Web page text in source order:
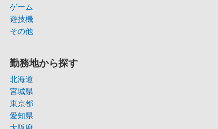
ゲーム
遊技機
その他
勤務地から探す
北海道
宮城県
東京都
愛知県